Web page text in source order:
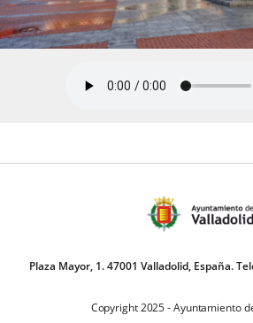
Plaza Mayor, 1. 47001 Valladolid, España.
Copyright 2025 - Ayuntamiento